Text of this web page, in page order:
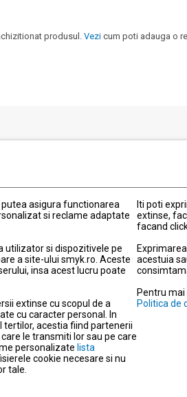
asigura functionarea
si reclame adaptate
utilizator si dispozitivele pe
a site-ului smyk.ro. Aceste
insa acest lucru poate
extinse cu scopul de a
cu caracter personal. In
acestia fiind partenerii
le transmiti lor sau pe care
personalizate lista
cookie necesare si nu
tale.
Iti poti
extinse,
facand
acestuia
Pentru
Politica de
produsul.Vezi cum poti adauga o
de livrare